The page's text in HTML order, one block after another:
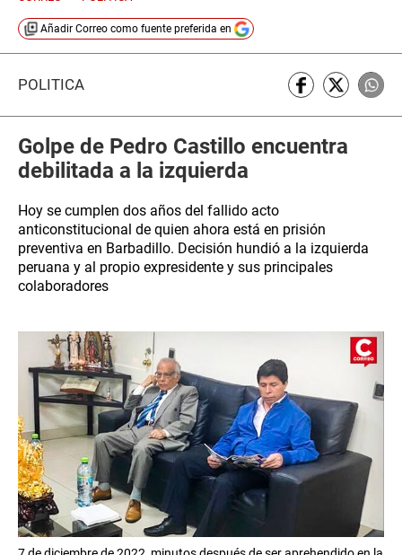
Añadir Correo como fuente preferida en
POLÍTICA
Golpe de Pedro Castillo encuentra
debilitada a la izquierda
Hoy se cumplen dos años del fallido acto
anticonstitucional de quien ahora está en prisión
preventiva en Barbadillo. Decisión hundió a la izquierda
peruana y al propio expresidente y sus principales
colaboradores